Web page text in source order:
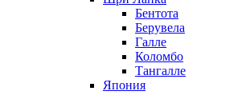
Бентота
Берувела
Галле
Коломбо
Тангалле
Япония